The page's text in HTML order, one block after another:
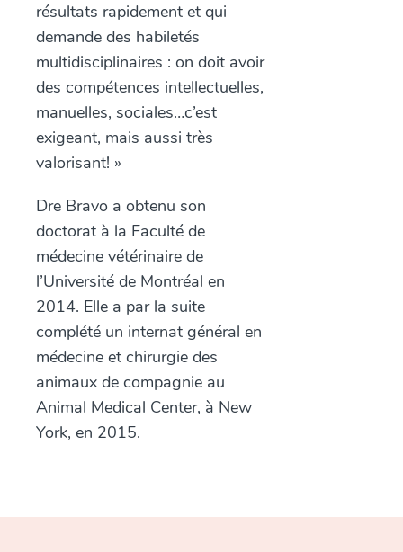
résultats rapidement et qui
demande des habiletés
multidisciplinaires : on doit avoir
des compétences intellectuelles,
manuelles, sociales…c’est
exigeant, mais aussi très
valorisant! »
Dre Bravo a obtenu son
doctorat à la Faculté de
médecine vétérinaire de
l’Université de Montréal en
2014. Elle a par la suite
complété un internat général en
médecine et chirurgie des
animaux de compagnie au
Animal Medical Center, à New
York, en 2015.